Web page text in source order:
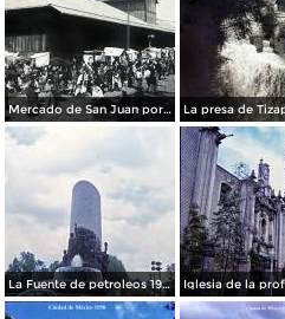
Mercado de San Juan por el fotografo Felix Miret
La Fuente de petroleos 1950.